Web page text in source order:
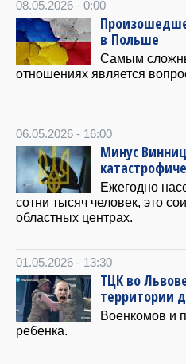
08.05.2026 - 0:00
в Польше
Самым
отношениях является
06.05.2026 - 16:00
Минус
Ежегодно
сотни тысяч человек, это
областных центрах.
01.05.2026 - 13:30
ТЦК во
территории
Военкомов и
ребенка.